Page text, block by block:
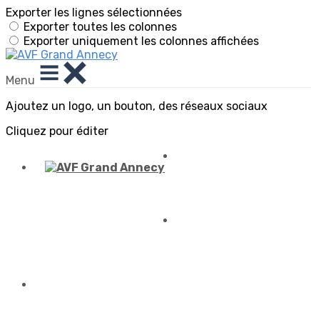
Exporter les lignes sélectionnées
Exporter toutes les colonnes
Exporter uniquement les colonnes affichées
Menu
Ajoutez un logo, un bouton, des réseaux sociaux
Cliquez pour éditer